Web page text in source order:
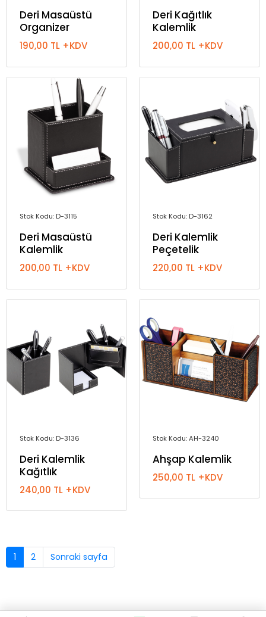
Deri Masaüstü
Organizer
190,00 TL +KDV
Deri Kağıtlık
Kalemlik
200,00 TL +KDV
Stok Kodu: D-3115
Deri Masaüstü
Kalemlik
200,00 TL +KDV
Stok Kodu: D-3162
Deri Kalemlik
Peçetelik
220,00 TL +KDV
Stok Kodu: D-3136
Deri Kalemlik
Kağıtlık
240,00 TL +KDV
Stok Kodu: AH-3240
Ahşap Kalemlik
250,00 TL +KDV
1 2 Sonraki sayfa